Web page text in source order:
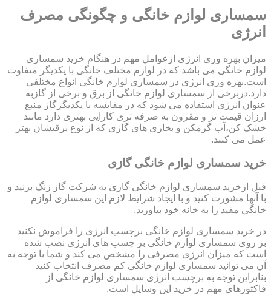
سمساری لوازم خانگی و چگونگی مصرف
انرژی
میزان بهره وری انرژی ازعوامل مهم در هنگام خرید سمساری
لوازم خانگی می باشد که در لوازم مختلف خانگی با یکدیگر متفاوت
است.بهره وری انرژی در سمساری لوازم خانگی انواع مختلفی
دارد.دربرخی از سمساری لوازم خانگی از برق و برخی از گازبه
عنوان انرژی استفاده می شود که در مقایسه با یکدیگرگاز منبع
ارزان قیمت تر و مقرون به صرفه تری کارایی بهتری دارد مانند
خشک کن،آب گرمکن و بخاری های گازی که از نوع برقیشان بهتر
عمل می کنند.
خرید سمساری لوازم خانگی گازی
قبل ازخرید سمساری لوازم خانگی گازی به شرکت گاز زنگ بزنید و
با آنها مشورت کنید و با ایجاد شرایط لازم این سمساری لوازم
خانگی مفید را به خانه خود بیاورید.
در خرید سمساری لوازم خانگی برچسب انرژی را فراموش نکنید
بر روی سمساری لوازم خانگی بر چسب های انرژی نصب شده
است که میزان انرژی مصرفی را مشخص می کند و شما با توجه به
آن می توانید سمساری لوازم خانگی کم مصرف انتخاب کنید
بنابراین توجه به برچسب انرژی سمساری لوازم خانگی از
فاکتورهای مهم در خرید این وسایل است.